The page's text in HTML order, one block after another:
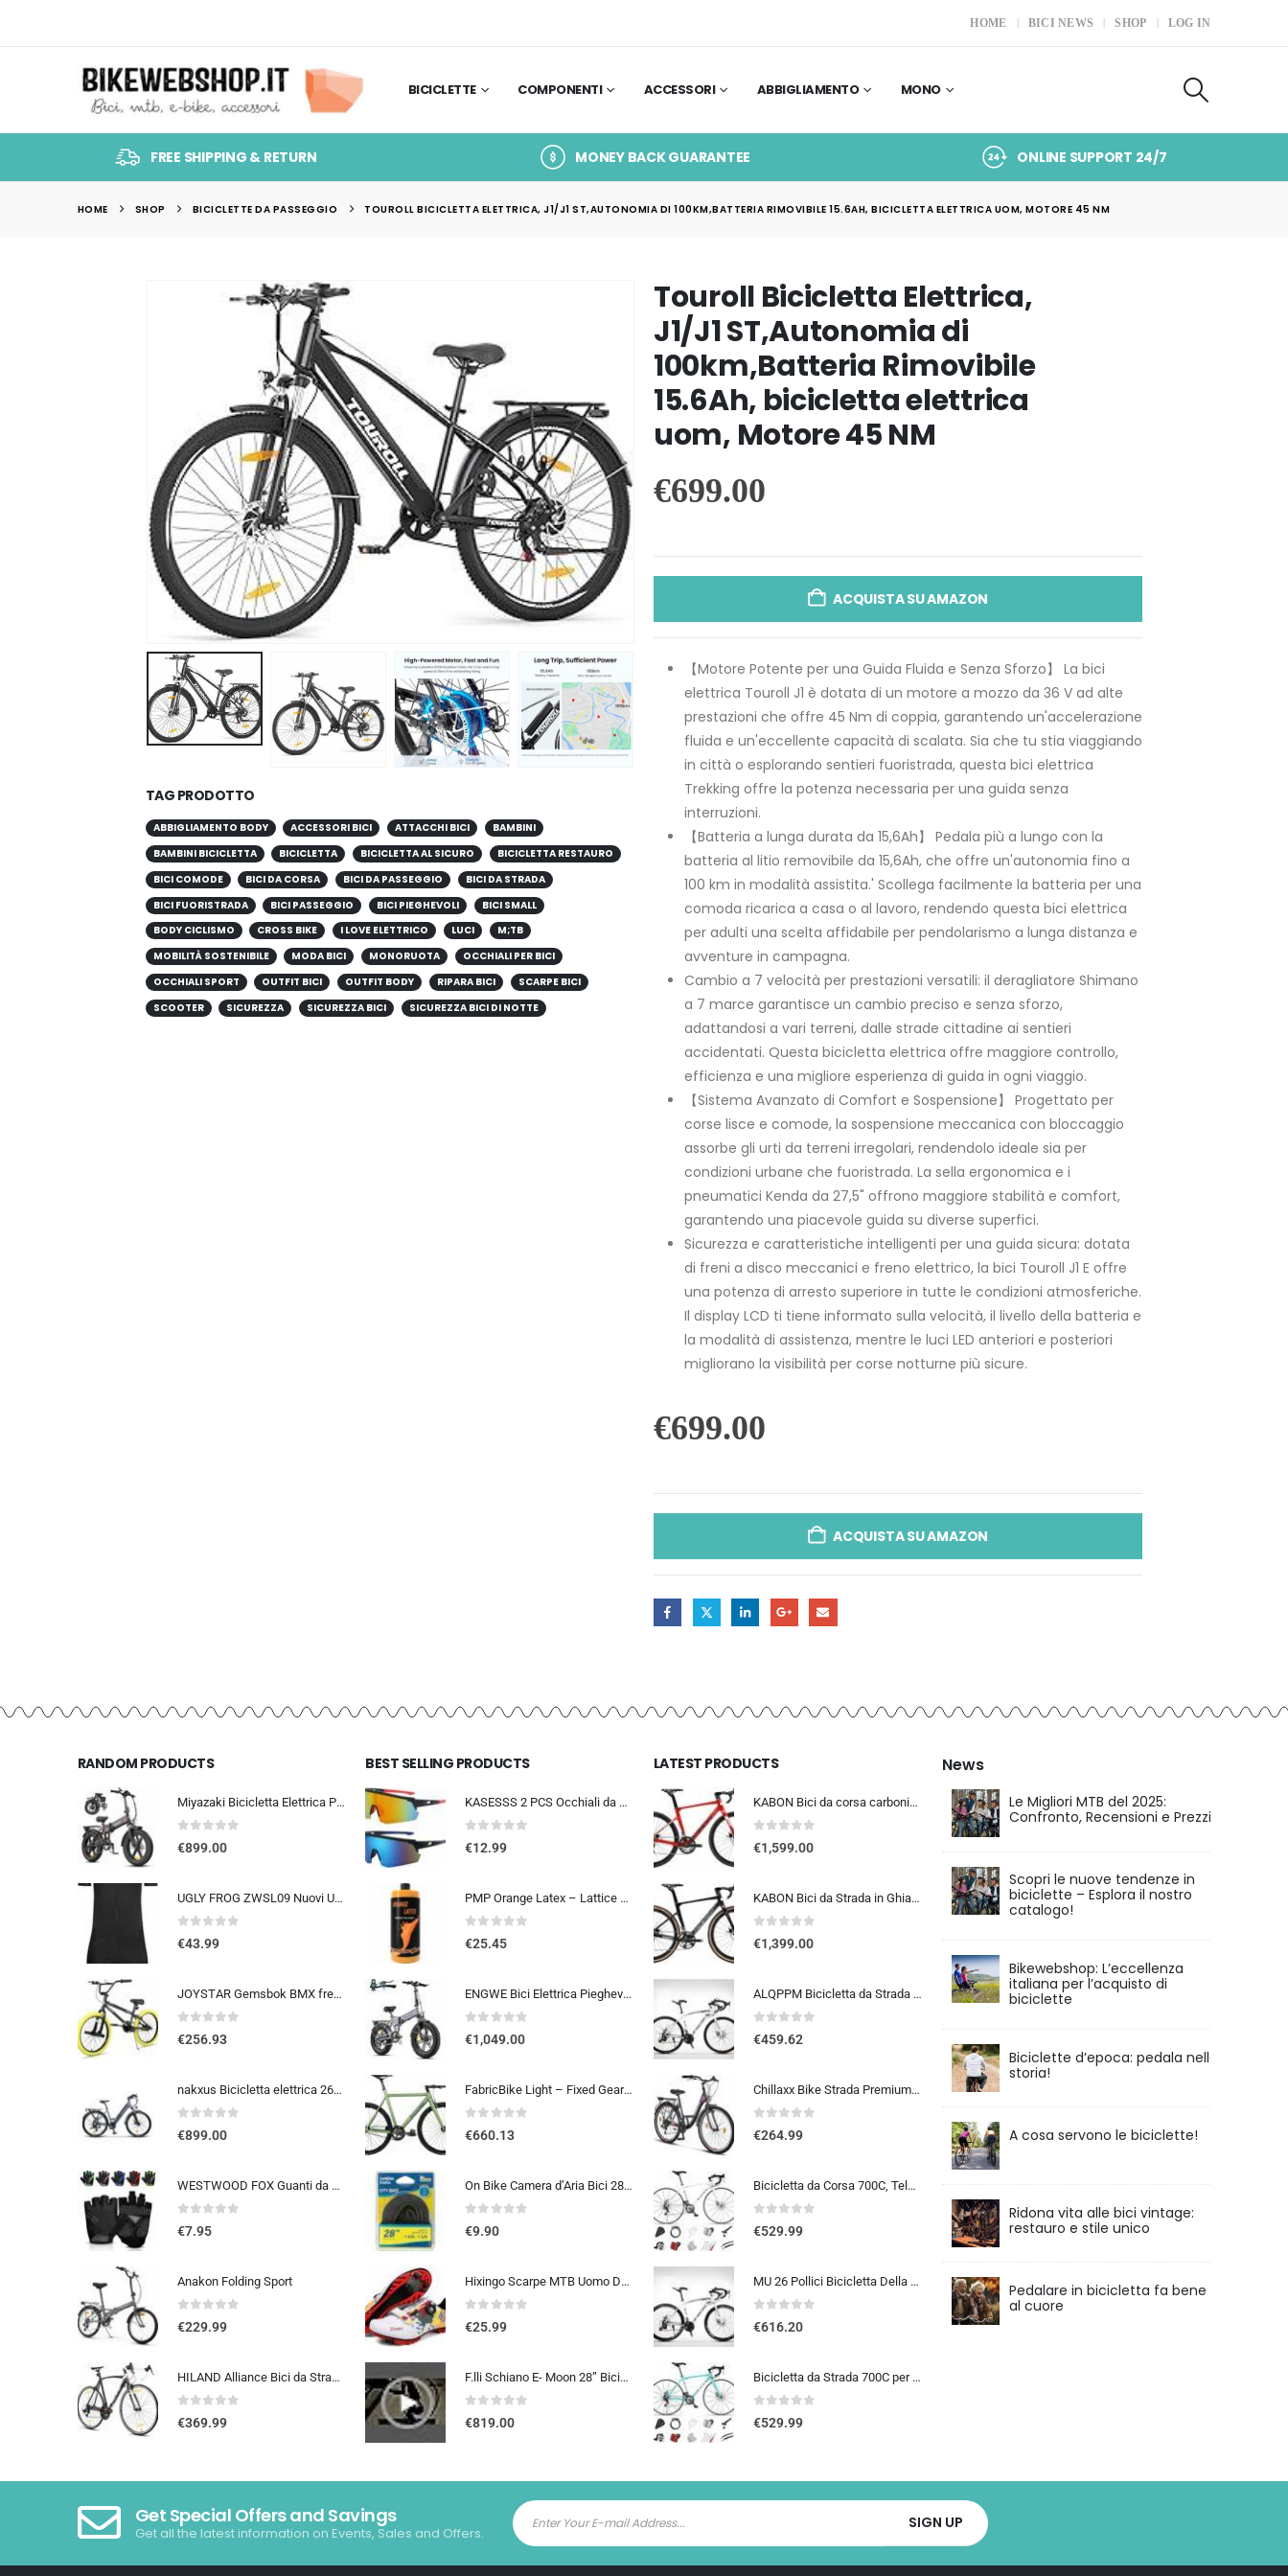
HOME BICI NEWS SHOP LOG IN
BICICLETTE COMPONENTI ACCESSORI ABBIGLIAMENTO MONO
FREE SHIPPING & RETURN MONEY BACK GUARANTEE ONLINE SUPPORT 24/7
HOME SHOP BICICLETTE DA PASSEGGIO TOUROLL BICICLETTA ELETTRICA, J1/J1 ST,AUTONOMIA DI 100KM,BATTERIA RIMOVIBILE 15.6AH, BICICLETTA ELETTRICA UOM, MOTORE 45 NM
TAG PRODOTTO
ABBIGLIAMENTO BODY ACCESSORI BICI ATTACCHI BICI
BAMBINI
BAMBINI BICICLETTA
BICICLETTA BICICLETTA AL SICURO
BICICLETTA RESTAURO
BICI COMODE
BICI DA CORSA BICI DA PASSEGGIO
BICI DA STRADA
BICI FUORISTRADA
BICI PASSEGGIO BICI PIEGHEVOLI
BICI SMALL
BODY CICLISMO
CROSS BIKE I LOVE ELETTRICO LUCI
M;TB
MOBILITÀ SOSTENIBILE
MODA BICI MONORUOTA
OCCHIALI PER BICI
OCCHIALI SPORT
OUTFIT BICI OUTFIT BODY RIPARA BICI
SCARPE BICI
SCOOTER
SICUREZZA SICUREZZA BICI SICUREZZA BICI DI NOTTE
Touroll Bicicletta Elettrica,
J1/J1 ST,Autonomia di
100km,Batteria Rimovibile
15.6Ah, bicicletta elettrica
uom, Motore 45 NM
€699.00
ACQUISTA SU AMAZON
【Motore Potente per una Guida Fluida e Senza Sforzo】 La bici
elettrica Touroll J1 è dotata di un motore a mozzo da 36 V ad alte
prestazioni che offre 45 Nm di coppia, garantendo un'accelerazione
fluida e un'eccellente capacità di scalata. Sia che tu stia viaggiando
in città o esplorando sentieri fuoristrada, questa bici elettrica
Trekking offre la potenza necessaria per una guida senza
interruzioni.
【Batteria a lunga durata da 15,6Ah】 Pedala più a lungo con la
batteria al litio removibile da 15,6Ah, che offre un'autonomia fino a
100 km in modalità assistita.' Scollega facilmente la batteria per una
comoda ricarica a casa o al lavoro, rendendo questa bici elettrica
per adulti una scelta affidabile per pendolarismo a lunga distanza e
avventure in campagna.
Cambio a 7 velocità per prestazioni versatili: il deragliatore Shimano
a 7 marce garantisce un cambio preciso e senza sforzo,
adattandosi a vari terreni, dalle strade cittadine ai sentieri
accidentati. Questa bicicletta elettrica offre maggiore controllo,
efficienza e una migliore esperienza di guida in ogni viaggio.
【Sistema Avanzato di Comfort e Sospensione】 Progettato per
corse lisce e comode, la sospensione meccanica con bloccaggio
assorbe gli urti da terreni irregolari, rendendolo ideale sia per
condizioni urbane che fuoristrada. La sella ergonomica e i
pneumatici Kenda da 27,5" offrono maggiore stabilità e comfort,
garantendo una piacevole guida su diverse superfici.
Sicurezza e caratteristiche intelligenti per una guida sicura: dotata
di freni a disco meccanici e freno elettrico, la bici Touroll J1 E offre
una potenza di arresto superiore in tutte le condizioni atmosferiche.
Il display LCD ti tiene informato sulla velocità, il livello della batteria e
la modalità di assistenza, mentre le luci LED anteriori e posteriori
migliorano la visibilità per corse notturne più sicure.
€699.00
ACQUISTA SU AMAZON
RANDOM PRODUCTS
Miyazaki Bicicletta Elettrica Pieghevole per Adulti – Ebike con Motore Brushless – Batteria Rimovibile 48V 14Ah – Bicicletta
0out of 5
€899.00
UGLY FROG ZWSL09 Nuovi Uomini Traspirante Primavera Autunno A Maniche Corta Ciclismo Body Skinsuit All’aperto Sportswear A…
0out of 5
€43.99
JOYSTAR Gemsbok BMX freestyle da 20/24 pollici per bambini dai 9 ai 14 anni, mountain bike da 20/24 pollici per bambini
0out of 5
€256.93
nakxus Bicicletta elettrica 26M208, bicicletta elettrica da 26″, da trekking, con batteria al litio da 36 V, 12,5 Ah, fino a 100 KM, motore da 250 W, compatibile con l’UE, colore: grigio
0out of 5
€899.00
WESTWOOD FOX Guanti da ciclismo per uomo e donna, guanti unisex con imbottitura in gel antiscivolo, traspiranti, con palmo pe
0out of 5
€7.95
Anakon Folding Sport
0out of 5
€229.99
HILAND Alliance Bici da Strada 28”, 14 Velocità, Telaio in Alluminio da 49/53/57 cm, 700C Bicicletta da Città e da Pendola…
0out of 5
€369.99
BEST SELLING PRODUCTS
KASESSS 2 PCS Occhiali da Sole Sportivi, Occhiali da Ciclismo per Uomini Donne, Occhiali da Sole da Ciclismo, UV400 Occhiali
0out of 5
€12.99
PMP Orange Latex – Lattice Liquido Sigillante Antiforatura per Coperture Tubeless MTB e STRADA. La Tua Assicurazione Contro l
0out of 5
€25.45
ENGWE Bici Elettrica Pieghevole, Bicicletta Elettrica da 48V 13Ah Batteria Rimovibile, Autonomia di 50-120 km E-bike，20″×4.0″ Fat Tire 7 Velocità ebike da per Ogni Terreno
0out of 5
€1,049.00
FabricBike Light – Fixed Gear bicicletta, Single Speed Fixie completa mozzo, Telaio in alluminio e forcella, ruote 28, 6 c…
0out of 5
€660.13
On Bike Camera d’Aria Bici 28″ x 1 5/8 x 1 3/8 (700×35-42c) – E.T.R.T.O. 37-622, Alta Resistenza e Tenuta, Compatibile con Pn
0out of 5
€9.90
Hixingo Scarpe MTB Uomo Donna, Graffiti Colorati Stampa Scarpe Mountain Bike Compatibili con Pedali SPD, Unisex Scarpe Ciclis
0out of 5
€25.99
F.lli Schiano E- Moon 28” Bicicletta Elettrica da Città, Bici Elettrica con Pedalata Assistita 250W, City E-bike Unisex Adulto, Batteria Rimovibile 36V 13Ah, SHIMANO 7 velocità, Donna Uomo, Nero
0out of 5
€819.00
LATEST PRODUCTS
KABON Bici da corsa carbonio, 700C bici da strada T800 Completamente carbonio con Shimano 105 R7000 22 velocità 8.1 KG Leg…
0out of 5
€1,599.00
KABON Bici da Strada in Ghiaia di Carbonio, Bicicletta con Telaio in Fibra di Carbonio T800 con Bicicletta da Corsa con Fr…
0out of 5
€1,399.00
ALQPPM Bicicletta da Strada da 26 Pollici, Bici da 24 Velocità, Freno a Doppio Disco, Telaio in Acciaio ad Alto Tenore Di …
0out of 5
€459.62
Chillaxx Bike Strada Premium City Bike da 26 e 28 pollici, bicicletta per ragazze, ragazzi, uomini e donne, cambio a 21 ma…
0out of 5
€264.99
Bicicletta da Corsa 700C, Telaio in Acciaio con Cambio a 24/27/30 Marce, Bicicletta da Strada per Uomo Donna, Bici da Stra…
0out of 5
€529.99
MU 26 Pollici Bicicletta Della Strada, 24 Velocità Bici, Doppio Disco Freno, Acciaio Al Carbonio Telaio, Strada Biciclette…
0out of 5
€616.20
Bicicletta da Strada 700C per Uomo Donna, Bicicletta da Corsa con Freno a Disco 24/27/30 velocità, Telaio in Acciaio ad Al…
0out of 5
€529.99
News
Le Migliori MTB del 2025:
Confronto, Recensioni e Prezzi
Scopri le nuove tendenze in
biciclette – Esplora il nostro
catalogo!
Bikewebshop: L’eccellenza
italiana per l’acquisto di
biciclette
Biciclette d’epoca: pedala nella
storia!
A cosa servono le biciclette!
Ridona vita alle bici vintage:
restauro e stile unico
Pedalare in bicicletta fa bene
al cuore
Get Special Offers and Savings
Get all the latest information on Events, Sales and Offers.